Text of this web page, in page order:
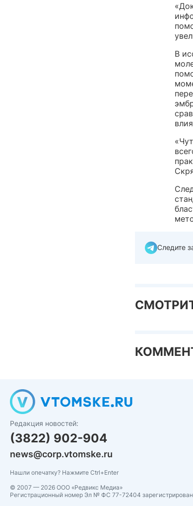
В
Следите
Редакция новостей:
(3822) 902-904
news@corp.vtomske.ru
Нашли опечатку? Нажмите Ctrl+Enter
© 2007 — 2026 ООО «Редвикс Медиа»
Регистрационный номер Эл № ФС 77-72404